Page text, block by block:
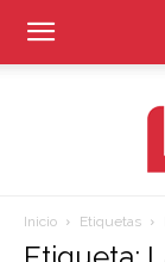
Inicio Etiquetas